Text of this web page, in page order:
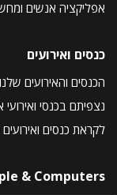
אפליקציה אנשים
כנסים ואירועים
הכנסים והאירועים שלנו
נצפיתם בכנסי
לקראת כנסים ואירועים
& Computers